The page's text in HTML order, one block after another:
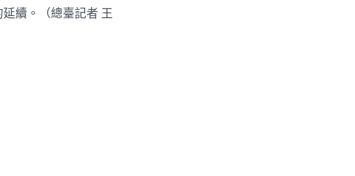
延續。（總臺記者 王